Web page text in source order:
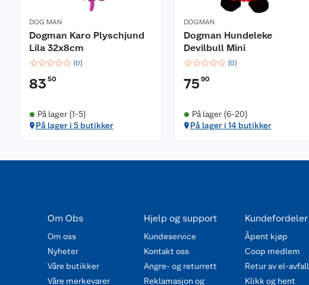
DOG MAN
Dogman Karo Plyschjund
Lila 32x8cm
☆☆☆☆☆ (0)
83 50
På lager (1-5)
På lager i 5 butikker
DOGMAN
Dogman Hundeleke
Devilbull Mini
☆☆☆☆☆ (0)
75 90
På lager (6-20)
På lager i 14 butikker
Om Obs
Om oss
Nyheter
Våre butikker
Våre merkevarer
Hjelp og support
Kundeservice
Kontakt oss
Angre- og returrett
Reklamasjon og
Kundefordeler
Åpent kjøp
Coop medlem
Retur av el-avfall
Klikk og hent